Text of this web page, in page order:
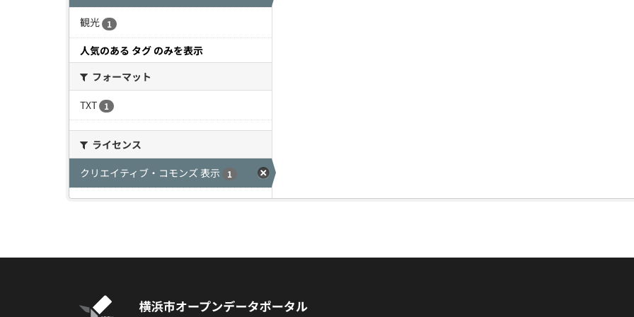
観光 1
人気のある タグ のみを表示
フォーマット
TXT
1
ライセンス
クリエイティブ・コモンズ 表示
1